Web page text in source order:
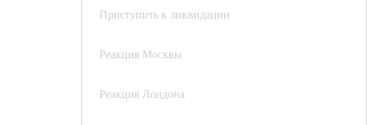
Приступить к ликвидации
Реакция Москвы
Реакция Лондона